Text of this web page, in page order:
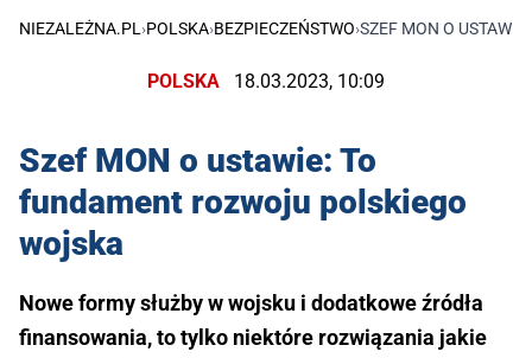
NIEZALEŻNA.PL ›POLSKA›BEZPIECZEŃSTWO›SZEF MON O
POLSKA 18.03.2023, 10:09
Szef MON o ustawie: To
fundament rozwoju polskiego
wojska
Nowe formy służby w wojsku i dodatkowe źródła
finansowania, to tylko niektóre rozwiązania jakie